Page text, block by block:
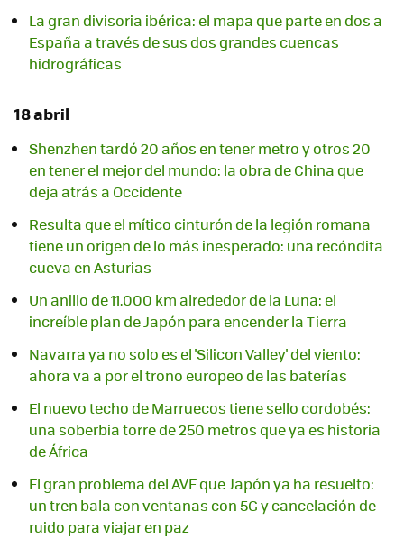
La gran divisoria ibérica: el mapa que parte en dos a
España a través de sus dos grandes cuencas
hidrográficas
18 abril
Shenzhen tardó 20 años en tener metro y otros 20
en tener el mejor del mundo: la obra de China que
deja atrás a Occidente
Resulta que el mítico cinturón de la legión romana
tiene un origen de lo más inesperado: una recóndita
cueva en Asturias
Un anillo de 11.000 km alrededor de la Luna: el
increíble plan de Japón para encender la Tierra
Navarra ya no solo es el 'Silicon Valley' del viento:
ahora va a por el trono europeo de las baterías
El nuevo techo de Marruecos tiene sello cordobés:
una soberbia torre de 250 metros que ya es historia
de África
El gran problema del AVE que Japón ya ha resuelto:
un tren bala con ventanas con 5G y cancelación de
ruido para viajar en paz